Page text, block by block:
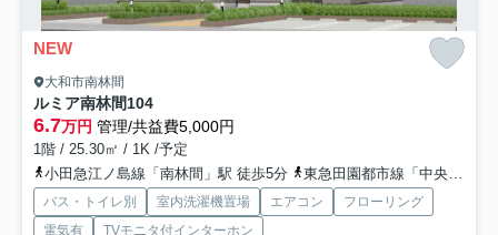
NEW
大和市南林間
ルミア南林間104
6.7万円 管理/共益費5,000円
1階 / 25.30㎡ / 1K /予定
小田急江ノ島線「南林間」駅 徒歩5分
東急田園都市線「中央林間」駅 徒歩13分
バス・トイレ別 室内洗濯機置場 エアコン
フローリング
電気有
TVモニタ付インターホン